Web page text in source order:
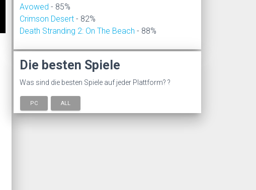
Avowed - 85%
Crimson Desert - 82%
Death Stranding 2: On The Beach - 88%
Die besten Spiele
Was sind die besten Spiele auf jeder Plattform? ?
PC ALL